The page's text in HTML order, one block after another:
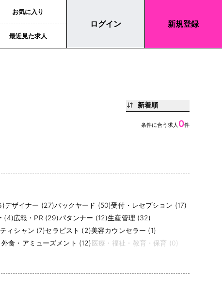
お気に入り
最近見た求人
ログイン 新規登録
新着順
条件に合う求人 0件
デザイナー (27)バックヤード (50)受付・レセプション (17)
(4)広報・PR (29)パタンナー (12)生産管理 (32)
ィシャン (7)セラピスト (2)美容カウンセラー (1)
食・アミューズメント (12)医療・福祉・教育・保育 (0)